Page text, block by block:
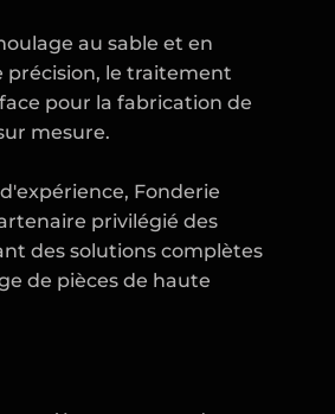
au sable et en
précision, le traitement
pour la fabrication de
mesure.
Fonderie
privilégié des
des solutions complètes
de pièces de haute